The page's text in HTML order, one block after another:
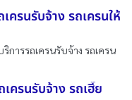
ครนรับจ้าง รถเครนให้
การรถเครนรับจ้าง รถเครน
ครนรับจ้าง รถเฮี๊ย